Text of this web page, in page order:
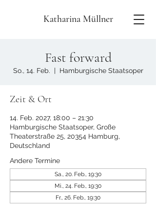
Katharina Müllner
Fast forward
So., 14. Feb.
  |
Hamburgische Staatsoper
Zeit & Ort
14. Feb. 2027, 18:00 – 21:30
Hamburgische Staatsoper, Große
Theaterstraße 25, 20354 Hamburg,
Deutschland
Andere Termine
Sa., 20. Feb., 19:30
Mi., 24. Feb., 19:30
Fr., 26. Feb., 19:30